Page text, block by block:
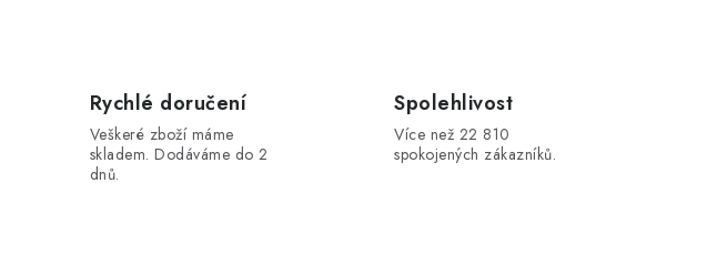
Rychlé doručení
Veškeré zboží máme
skladem. Dodáváme do 2
dnů.
Spolehlivost
Více než 22 810
spokojených zákazníků.